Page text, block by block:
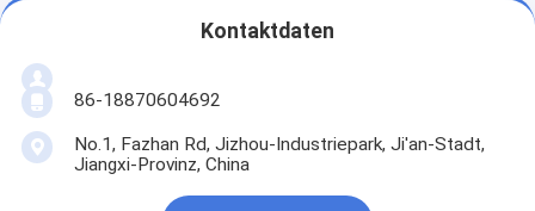
Kontaktdaten
86-18870604692
No.1, Fazhan Rd, Jizhou-Industriepark, Ji'an-Stadt,
Jiangxi-Provinz, China